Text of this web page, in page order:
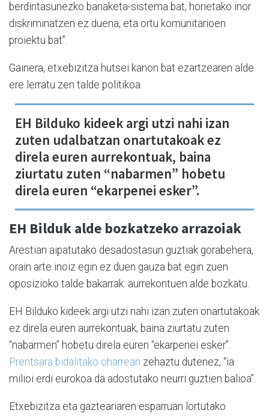
berdintasunezko banaketa-sistema bat, horietako inor
diskriminatzen ez duena, eta ortu komunitarioen
proiektu bat”.
Gainera, etxebizitza hutsei kanon bat ezartzearen alde
ere lerratu zen talde politikoa.
EH Bilduko kideek argi utzi nahi izan
zuten udalbatzan onartutakoak ez
direla euren aurrekontuak, baina
ziurtatu zuten “nabarmen” hobetu
direla euren “ekarpenei esker”.
EH Bilduk alde bozkatzeko arrazoiak
Arestian aipatutako desadostasun guztiak gorabehera,
orain arte inoiz egin ez duen gauza bat egin zuen
oposizioko talde bakarrak: aurrekontuen alde bozkatu.
EH Bilduko kideek argi utzi nahi izan zuten onartutakoak
ez direla euren aurrekontuak, baina ziurtatu zuten
“nabarmen” hobetu direla euren “ekarpenei esker”.
Prentsara bidalitako oharrean zehaztu dutenez, “ia
milioi erdi eurokoa da adostutako neurri guztien balioa”.
Etxebizitza eta gazteariaren esparruan lortutako